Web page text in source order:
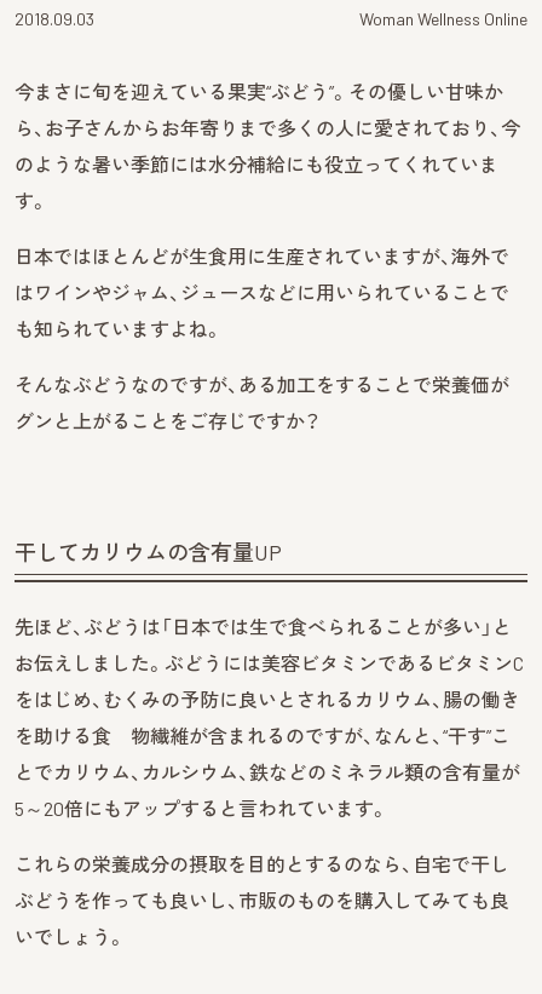
2018.09.03 Woman Wellness Online
今まさに旬を迎えている果実“ぶどう”。その優しい甘味か
ら、お子さんからお年寄りまで多くの人に愛されており、今
のような暑い季節には水分補給にも役立ってくれていま
す。
日本ではほとんどが生食用に生産されていますが、海外で
はワインやジャム、ジュースなどに用いられていることで
も知られていますよね。
そんなぶどうなのですが、ある加工をすることで栄養価が
グンと上がることをご存じですか？
干してカリウムの含有量UP
先ほど、ぶどうは「日本では生で食べられることが多い」と
お伝えしました。ぶどうには美容ビタミンであるビタミンC
をはじめ、むくみの予防に良いとされるカリウム、腸の働き
を助ける食 物繊維が含まれるのですが、なんと、“干す”こ
とでカリウム、カルシウム、鉄などのミネラル類の含有量が
5～20倍にもアップすると言われています。
これらの栄養成分の摂取を目的とするのなら、自宅で干し
ぶどうを作っても良いし、市販のものを購入してみても良
いでしょう。